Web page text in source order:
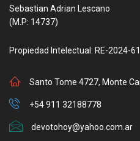
Sebastian Adrian Lescano
(M.P: 14737)
Propiedad Intelectual: RE-2024-
Santo Tome 4727, Monte
+54 911 32188778
devotohoy@yahoo.com.ar